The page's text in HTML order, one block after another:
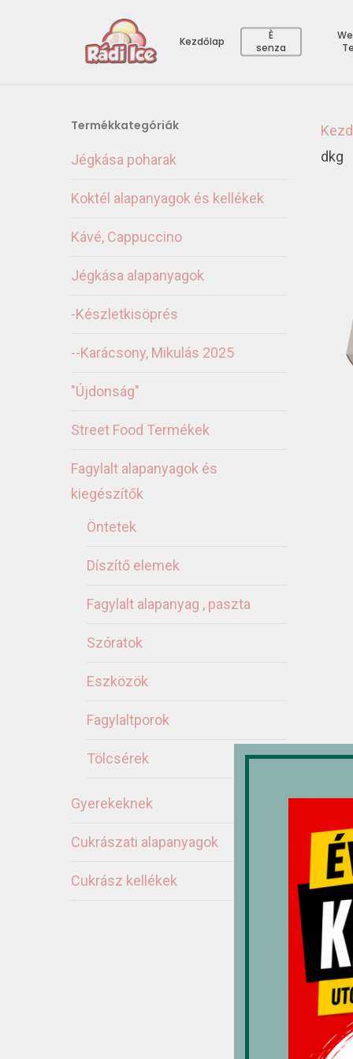
Kezdőlap
È
senza
Termékkategóriák
Jégkása poharak
Koktél alapanyagok és kellékek
Kávé, Cappuccino
Jégkása alapanyagok
-Készletkisöprés
--Karácsony, Mikulás 2025
"Újdonság"
Street Food Termékek
Fagylalt alapanyagok és
kiegészítők
Öntetek
Díszítő elemek
Fagylalt alapanyag , paszta
Szóratok
Eszközök
Fagylaltporok
Tölcsérek
Gyerekeknek
Cukrászati alapanyagok
Cukrász kellékek
dkg